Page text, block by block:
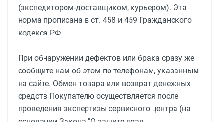
(экспедитором-доставщиком, курьером). Эта
норма прописана в ст. 458 и 459 Гражданского
кодекса РФ.
При обнаружении дефектов или брака сразу же
сообщите нам об этом по телефонам, указанным
на сайте. Обмен товара или возврат денежных
средств Покупателю осуществляется после
проведения экспертизы сервисного центра (на